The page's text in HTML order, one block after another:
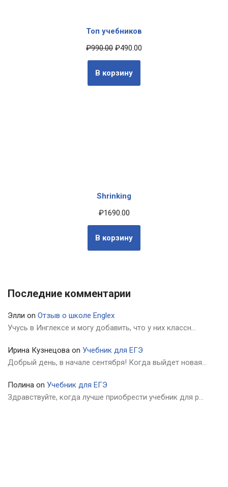
Топ учебников
₽990.00 ₽490.00
В корзину
Shrinking
₽1690.00
В корзину
Последние комментарии
Элли on Отзыв о школе Englex
Учусь в Инглексе и могу добавить, что у них классн…
Ирина Кузнецова on Учебник для ЕГЭ
Добрый день, в начале сентября! Когда выйдет новая…
Полина on Учебник для ЕГЭ
Здравствуйте, когда лучше приобрести учебник для р…